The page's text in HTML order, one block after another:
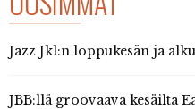
Jazz Jkl:n loppukesän ja
JBB:llä groovaava kesäilta